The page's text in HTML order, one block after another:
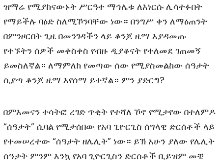
ዝማሬ የሚያከናውኑት ሥርዓተ ማኅሌቱ ለእነርሱ ሊሳተፉበት
የማይችሉ ባዕድ ስለሚኾንባቸው ነው። በንግሥ ቀን ለማዕጠንት
በምንዞርበት ጊዜ በመንገዳችን ላይ ቆንጆ ዜማ እያዳመጡ
የተኙትን ሰዎች መቀስቀስ የብዙ ዲያቆናት የተለመደ ገጠመኝ
ይመስለኛል። ለማምለክ የመጣው ሰው የሚያስመልከው ሰዓታት
ሲያጣ ቆንጆ ዜማ እየሰማ ይተኛል። ምን ያድርግ?
በምእመናን ተሳትፎ ረገድ ጥቂት የተሻለ ኾኖ የሚታየው በተለምዶ
“ሰዓታት” ሲባል የሚታሰበው የአባ ጊዮርጊስ ሰግላዊ ድርሰቶች ላይ
የተመሠረተው “ሰዓታት ዘሌሊት” ነው። ይኽ አሁን ያለው የሌሊት
ሰዓታት ምንም እንኳ የአባ ጊዮርጊስን ድርሰቶች ቢይዝም መቼ